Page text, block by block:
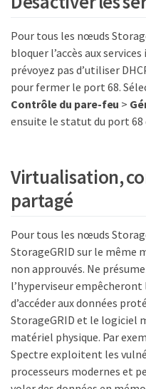
Pour tous les nœuds
bloquer l’accès aux
prévoyez pas d’utiliser
pour fermer le port 68.
Contrôle du pare-feu >
ensuite le statut du port 68
Virtualisation,
partagé
Pour tous les nœuds
StorageGRID sur le même
non approuvés. Ne
l’hyperviseur
d’accéder aux données
StorageGRID et le logiciel
matériel physique. Par
Spectre exploitent les
processeurs modernes et